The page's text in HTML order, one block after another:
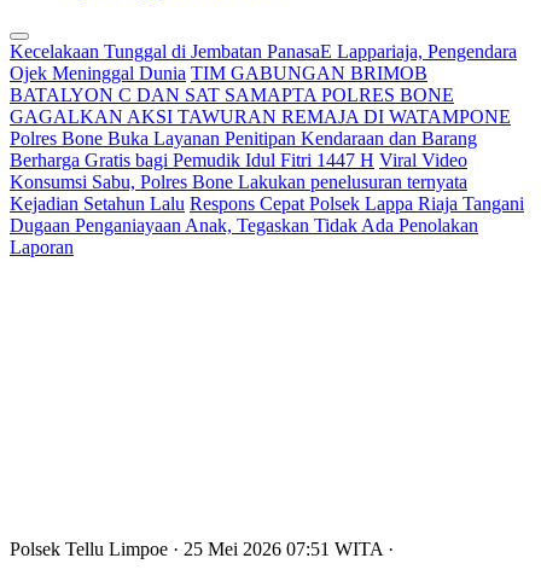
Kecelakaan Tunggal di Jembatan PanasaE Lappariaja, Pengendara
Ojek Meninggal Dunia TIM GABUNGAN BRIMOB
BATALYON C DAN SAT SAMAPTA POLRES BONE
GAGALKAN AKSI TAWURAN REMAJA DI WATAMPONE
Polres Bone Buka Layanan Penitipan Kendaraan dan Barang
Berharga Gratis bagi Pemudik Idul Fitri 1447 H Viral Video
Konsumsi Sabu, Polres Bone Lakukan penelusuran ternyata
Kejadian Setahun Lalu Respons Cepat Polsek Lappa Riaja Tangani
Dugaan Penganiayaan Anak, Tegaskan Tidak Ada Penolakan
Laporan
Polsek Tellu Limpoe · 25 Mei 2026 07:51 WITA ·